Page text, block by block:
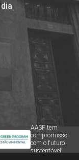
AASP tem
compromisso
com o futuro
sustentável!